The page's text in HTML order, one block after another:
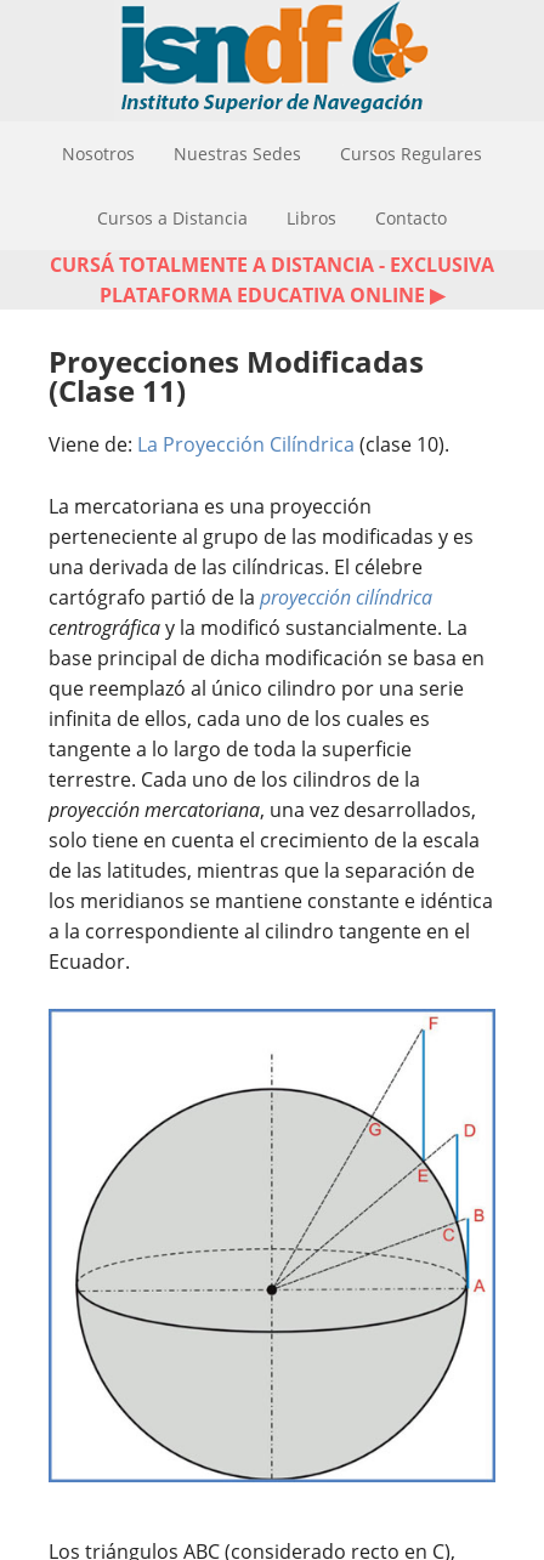
Nosotros Nuestras Sedes Cursos Regulares
Cursos a Distancia Libros Contacto
CURSÁ TOTALMENTE A DISTANCIA - EXCLUSIVA
PLATAFORMA EDUCATIVA ONLINE ▶
Proyecciones Modificadas
(Clase 11)
Viene de: La Proyección Cilíndrica (clase 10).
La mercatoriana es una proyección
perteneciente al grupo de las modificadas y es
una derivada de las cilíndricas. El célebre
cartógrafo partió de la proyección cilíndrica
centrográficay la modificó sustancialmente. La
base principal de dicha modificación se basa en
que reemplazó al único cilindro por una serie
infinita de ellos, cada uno de los cuales es
tangente a lo largo de toda la superficie
terrestre. Cada uno de los cilindros de la
proyección mercatoriana, una vez desarrollados,
solo tiene en cuenta el crecimiento de la escala
de las latitudes, mientras que la separación de
los meridianos se mantiene constante e idéntica
a la correspondiente al cilindro tangente en el
Ecuador.
Los triángulos ABC (considerado recto en C),